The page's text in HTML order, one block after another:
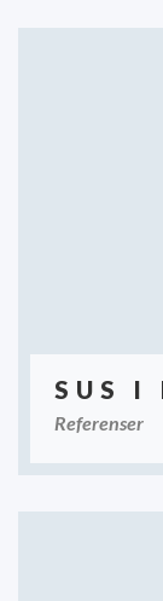
SUS I
Referenser